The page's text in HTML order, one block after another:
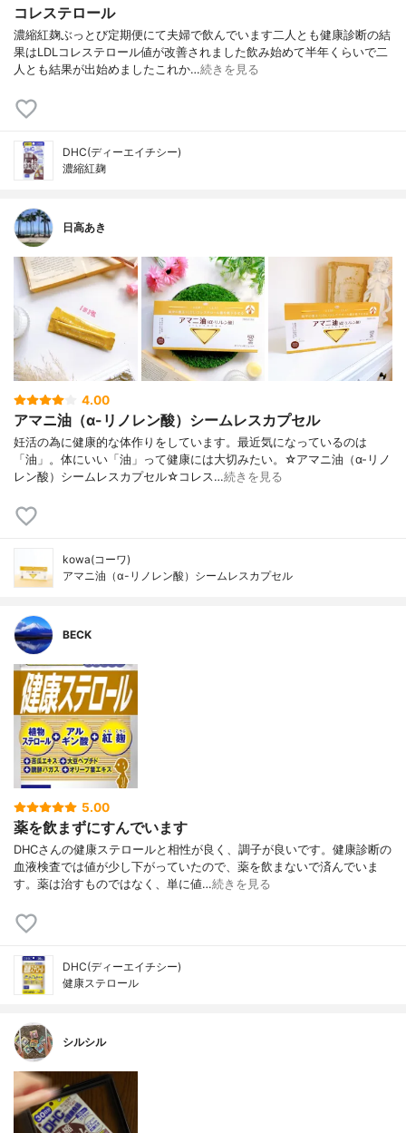
コレステロール
濃縮紅麹ぶっとび定期便にて夫婦で飲んでいます二人とも健康診断の結
果はLDLコレステロール値が改善されました飲み始めて半年くらいで二
人とも結果が出始めましたこれか…続きを見る
DHC(ディーエイチシー)
濃縮紅麹
日高あき
4.00
アマニ油（α-リノレン酸）シームレスカプセル
妊活の為に健康的な体作りをしています。最近気になっているのは
「油」。体にいい「油」って健康には大切みたい。☆アマニ油（α-リノ
レン酸）シームレスカプセル☆コレス…続きを見る
kowa(コーワ)
アマニ油（α-リノレン酸）シームレスカプセル
BECK
5.00
薬を飲まずにすんでいます
DHCさんの健康ステロールと相性が良く、調子が良いです。健康診断の
血液検査では値が少し下がっていたので、薬を飲まないで済んでいま
す。薬は治すものではなく、単に値…続きを見る
DHC(ディーエイチシー)
健康ステロール
シルシル